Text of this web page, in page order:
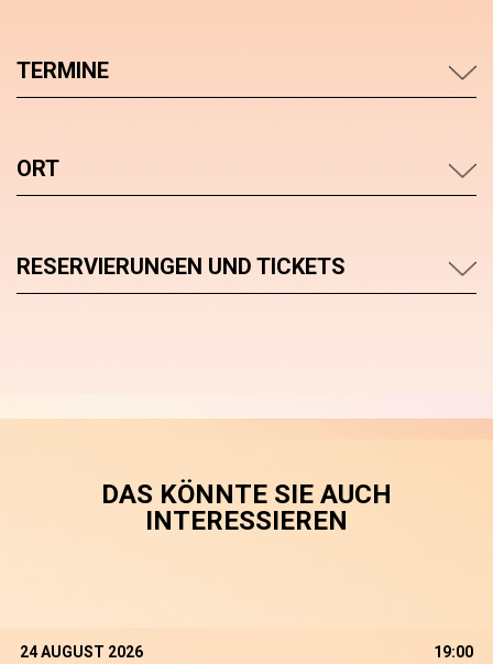
TERMINE
ORT
RESERVIERUNGEN UND TICKETS
DAS KÖNNTE SIE AUCH
INTERESSIEREN
24 AUGUST 2026 19:00